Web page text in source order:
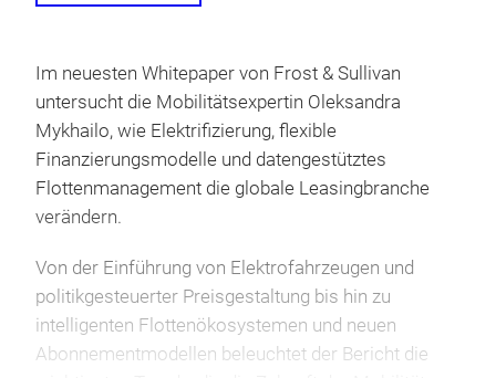
Im neuesten Whitepaper von Frost & Sullivan
untersucht die Mobilitätsexpertin Oleksandra
Mykhailo, wie Elektrifizierung, flexible
Finanzierungsmodelle und datengestütztes
Flottenmanagement die globale Leasingbranche
verändern.
Von der Einführung von Elektrofahrzeugen und
politikgesteuerter Preisgestaltung bis hin zu
intelligenten Flottenökosystemen und neuen
Abonnementmodellen beleuchtet der Bericht die